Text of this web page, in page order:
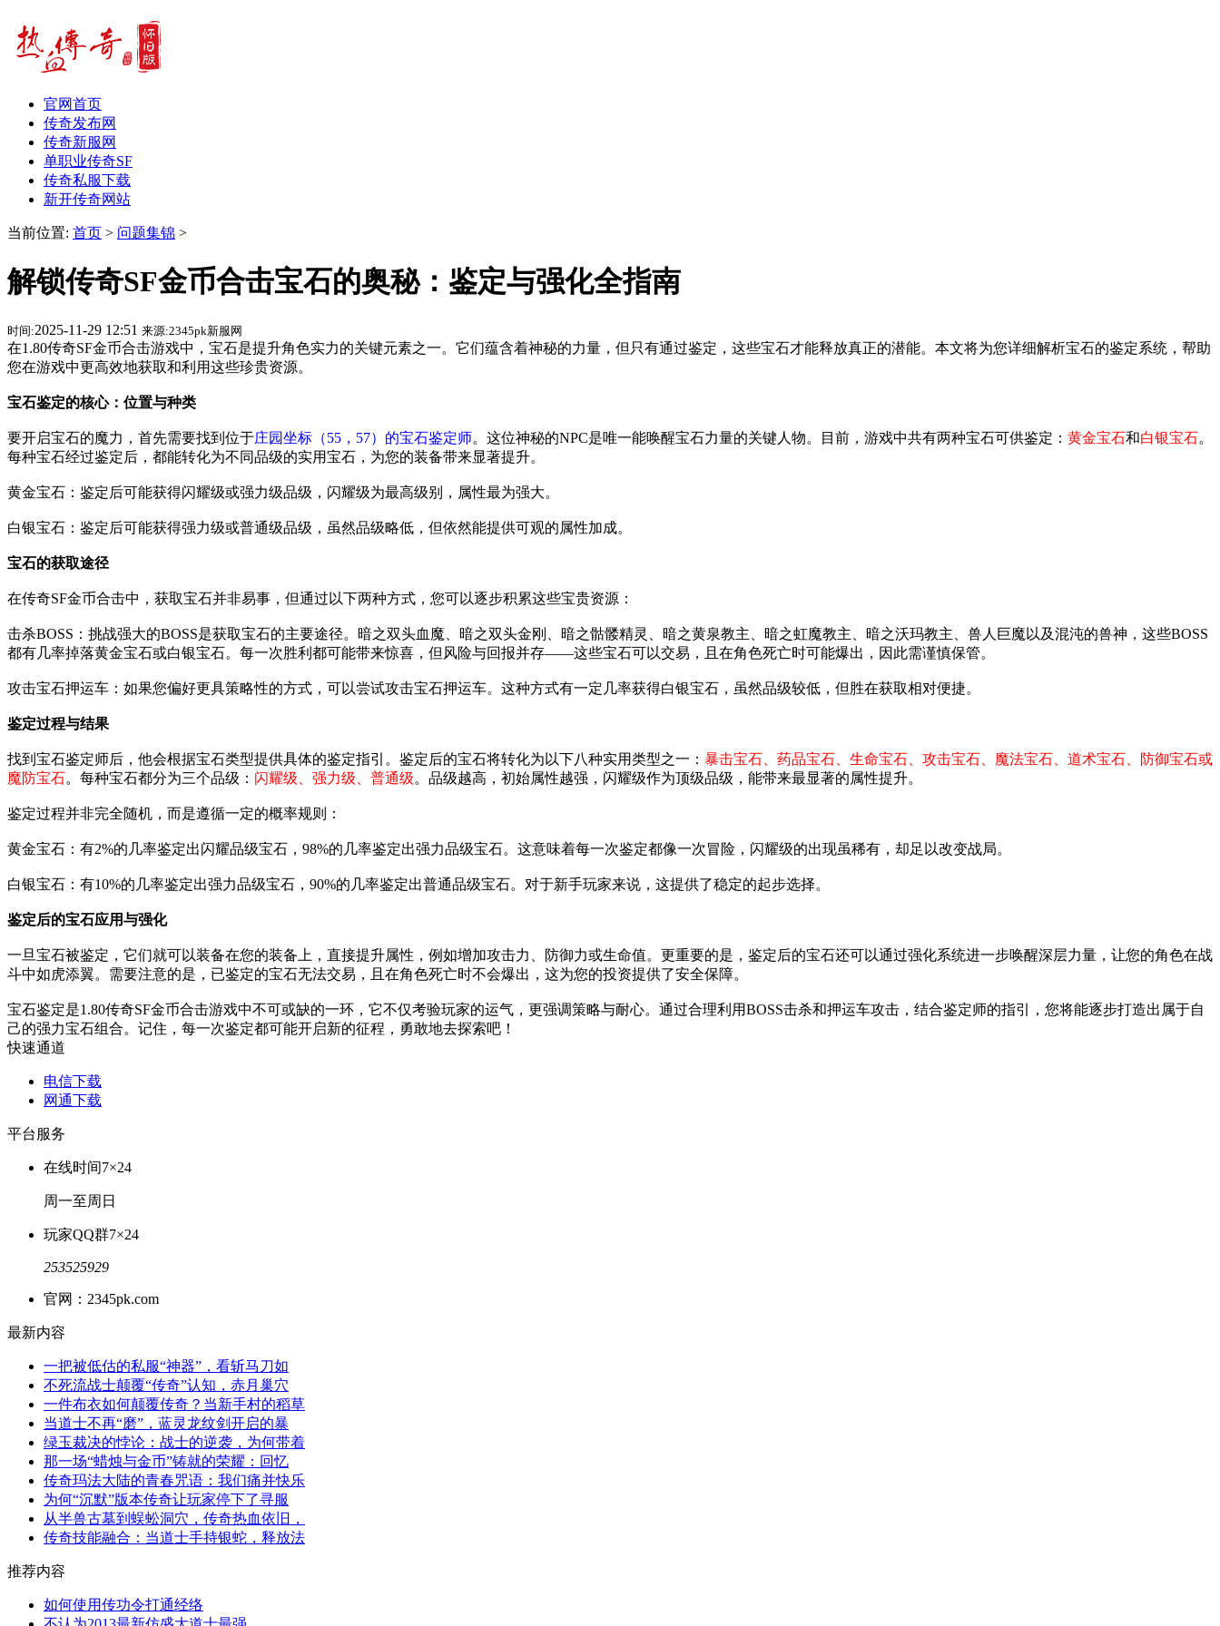
官网首页
传奇发布网
传奇新服网
单职业传奇SF
传奇私服下载
新开传奇网站
当前位置: 首页 > 问题集锦 >
解锁传奇SF金币合击宝石的奥秘：鉴定与强化全指南
时间:2025-11-29 12:51 来源:2345pk新服网
在1.80传奇SF金币合击游戏中，宝石是提升角色实力的关键元素之一。它们蕴含着神秘的力量，但只有通过鉴定，这些宝石才能释放真正的潜能。本文将为您详细解析宝石的鉴定系统，帮助
您在游戏中更高效地获取和利用这些珍贵资源。
宝石鉴定的核心：位置与种类
要开启宝石的魔力，首先需要找到位于庄园坐标（55，57）的宝石鉴定师。这位神秘的NPC是唯一能唤醒宝石力量的关键人物。目前，游戏中共有两种宝石可供鉴定： 黄金宝石和白银宝石。
每种宝石经过鉴定后，都能转化为不同品级的实用宝石，为您的装备带来显著提升。
黄金宝石：鉴定后可能获得闪耀级或强力级品级，闪耀级为最高级别，属性最为强大。
白银宝石：鉴定后可能获得强力级或普通级品级，虽然品级略低，但依然能提供可观的属性加成。
宝石的获取途径
在传奇SF金币合击中，获取宝石并非易事，但通过以下两种方式，您可以逐步积累这些宝贵资源：
击杀BOSS：挑战强大的BOSS是获取宝石的主要途径。暗之双头血魔、暗之双头金刚、暗之骷髅精灵、暗之黄泉教主、暗之虹魔教主、暗之沃玛教主、兽人巨魔以及混沌的兽神，这些BOSS
都有几率掉落黄金宝石或白银宝石。每一次胜利都可能带来惊喜，但风险与回报并存——这些宝石可以交易，且在角色死亡时可能爆出，因此需谨慎保管。
攻击宝石押运车：如果您偏好更具策略性的方式，可以尝试攻击宝石押运车。这种方式有一定几率获得白银宝石，虽然品级较低，但胜在获取相对便捷。
鉴定过程与结果
找到宝石鉴定师后，他会根据宝石类型提供具体的鉴定指引。鉴定后的宝石将转化为以下八种实用类型之一： 暴击宝石、药品宝石、生命宝石、攻击宝石、魔法宝石、道术宝石、防御宝石或
魔防宝石。每种宝石都分为三个品级： 闪耀级、强力级、普通级。品级越高，初始属性越强，闪耀级作为顶级品级，能带来最显著的属性提升。
鉴定过程并非完全随机，而是遵循一定的概率规则：
黄金宝石：有2%的几率鉴定出闪耀品级宝石，98%的几率鉴定出强力品级宝石。这意味着每一次鉴定都像一次冒险，闪耀级的出现虽稀有，却足以改变战局。
白银宝石：有10%的几率鉴定出强力品级宝石，90%的几率鉴定出普通品级宝石。对于新手玩家来说，这提供了稳定的起步选择。
鉴定后的宝石应用与强化
一旦宝石被鉴定，它们就可以装备在您的装备上，直接提升属性，例如增加攻击力、防御力或生命值。更重要的是，鉴定后的宝石还可以通过强化系统进一步唤醒深层力量，让您的角色在战
斗中如虎添翼。需要注意的是，已鉴定的宝石无法交易，且在角色死亡时不会爆出，这为您的投资提供了安全保障。
宝石鉴定是1.80传奇SF金币合击游戏中不可或缺的一环，它不仅考验玩家的运气，更强调策略与耐心。通过合理利用BOSS击杀和押运车攻击，结合鉴定师的指引，您将能逐步打造出属于自
己的强力宝石组合。记住，每一次鉴定都可能开启新的征程，勇敢地去探索吧！
快速通道
电信下载
网通下载
平台服务
在线时间7×24
周一至周日
玩家QQ群7×24
253525929
官网：2345pk.com
最新内容
一把被低估的私服“神器”，看斩马刀如
不死流战士颠覆“传奇”认知，赤月巢穴
一件布衣如何颠覆传奇？当新手村的稻草
当道士不再“磨”，蓝灵龙纹剑开启的暴
绿玉裁决的悖论：战士的逆袭，为何带着
那一场“蜡烛与金币”铸就的荣耀：回忆
传奇玛法大陆的青春咒语：我们痛并快乐
为何“沉默”版本传奇让玩家停下了寻服
从半兽古墓到蜈蚣洞穴，传奇热血依旧，
传奇技能融合：当道士手持银蛇，释放法
推荐内容
如何使用传功令打通经络